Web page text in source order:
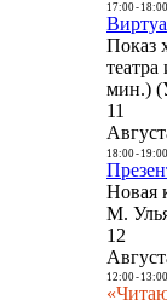
17:00- 18:00
Показ
мин.)
11
18:00- 19:00
Новая
М.
12
12:00- 13:00